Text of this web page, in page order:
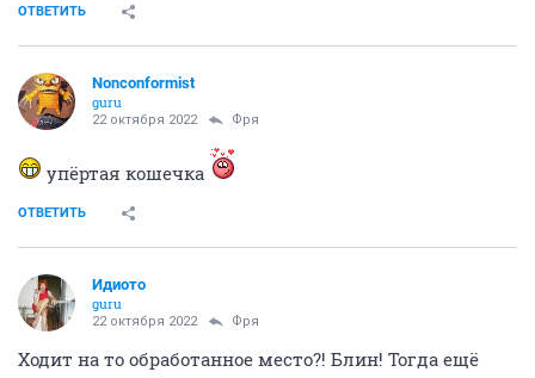
ОТВЕТИТЬ
Nonconformist
guru
22 октября 2022 Фря
упёртая кошечка
ОТВЕТИТЬ
Идиото
guru
22 октября 2022 Фря
Ходит на то обработанное место?! Блин! Тогда ещё